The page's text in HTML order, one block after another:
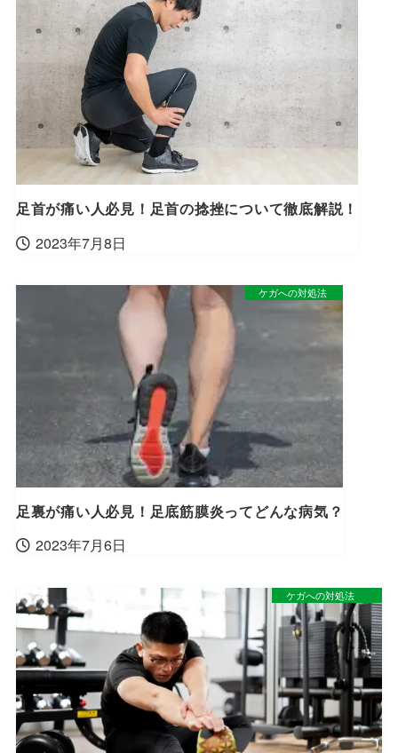
足首が痛い人必見！足首の捻挫について徹底解説！
2023年7月8日
足裏が痛い人必見！足底筋膜炎ってどんな病気？
2023年7月6日
ケガへの対処法
ケガへの対処法